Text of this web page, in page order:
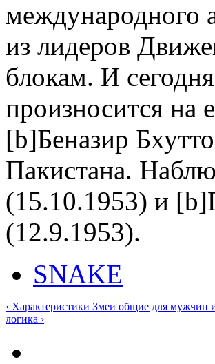
международного
из лидеров
блокам. И
произносится на
[b]Беназир
Пакистана.
(15.10.1953) и
(12.9.1953).
SNAKE
‹ Характеристики Змеи общие для мужчин
логика ›